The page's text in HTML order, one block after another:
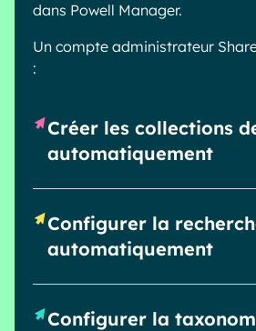
dans Powell Manager.
Un compte administrateur
:
Créer les collections
automatiquement
Configurer la
automatiquement
Configurer la